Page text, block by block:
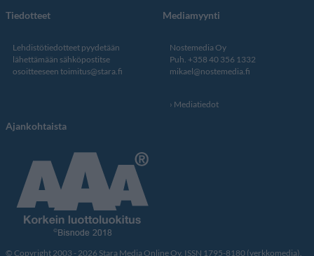
Tiedotteet
Lehdistötiedotteet pyydetään
lähettämään sähköpostitse
osoitteeseen toimitus@stara.fi
Mediamyynti
Nostemedia Oy
Puh. +358 40 356 1332
mikael@nostemedia.fi
Mediatiedot
Ajankohtaista
© Copyright 2003 - 2026 Stara Media Online Oy. ISSN 1795-8180 (verkkomedia).